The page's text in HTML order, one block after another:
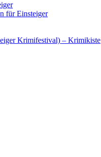
für Einsteiger
Krimifestival) – Krimikiste